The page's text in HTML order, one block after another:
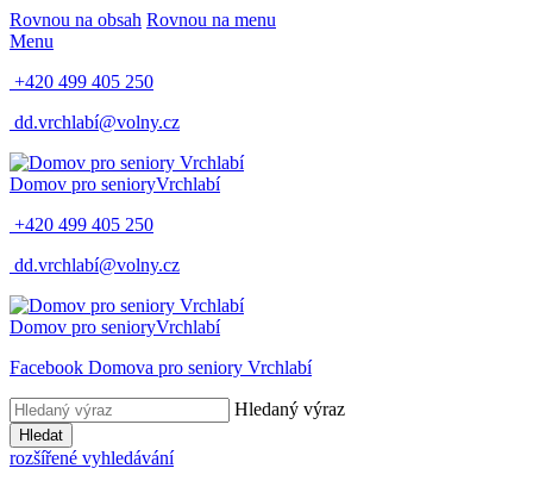
Rovnou na obsah Rovnou na menu
Menu
+420 499 405 250
dd.vrchlabí@volny.cz
Domov pro senioryVrchlabí
+420 499 405 250
dd.vrchlabí@volny.cz
Domov pro senioryVrchlabí
Facebook Domova pro seniory Vrchlabí
Hledaný výraz
Hledat
rozšířené vyhledávání